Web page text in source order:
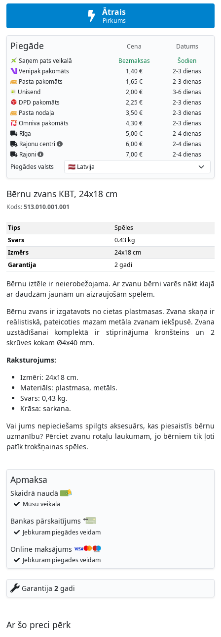
Ātrais
Pirkums
Piegāde Cena Datums
Saņem pats veikalā Bezmaksas
Šodien
Venipak pakomāts
1,40 €
2-3 dienas
Pasta pakomāts
1,65 €
2-3 dienas
Unisend
2,00 €
3-6 dienas
DPD pakomāts
2,25 €
2-3 dienas
Pasta nodaļa
3,50 €
2-3 dienas
Omniva pakomāts
4,30 €
2-3 dienas
Rīga
5,00 €
2-4 dienas
Rajonu centri
6,00 €
2-4 dienas
Rajoni
7,00 € 2-4 dienas
Piegādes valsts
Bērnu zvans КВТ, 24x18 cm
Kods:513.010.001.001
Tips
Spēles
Svars
0.43 kg
Izmērs
24х18 cm
Garantija
2 gadi
Bērnu iztēle ir neierobežojama. Ar zvanu bērni varēs nākt klajā
ar daudzām jaunām un aizraujošām spēlēm.
Bērnu zvans ir izgatavots no cietas plastmasas. Zvana skaņa ir
reālistiskā, pateicoties mazam metāla zvanam iekšpusē. Zvana
uzstādīšanai komplektā ir stiprinājuma kronšteins un 2
skrūves kokam Ø4x40 mm.
Raksturojums:
Izmēri: 24x18 cm.
Materiāls: plastmasa, metāls.
Svars: 0,43 kg.
Krāsa: sarkana.
Vai jums nepieciešams spilgts aksesuārs, kas piesaistīs bērnu
uzmanību? Pērciet zvanu rotaļu laukumam, jo ​​bērniem tik ļoti
patīk trokšņainas spēles.
Apmaksa
Skaidrā naudā
Mūsu veikalā
Bankas pārskaitījums
Jebkuram piegādes veidam
Online maksājums
Jebkuram piegādes veidam
Garantija 2gadi
Ar šo preci pērk